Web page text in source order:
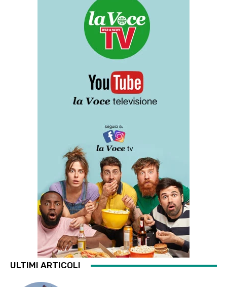
ULTIMI ARTICOLI